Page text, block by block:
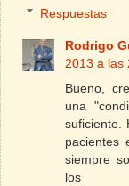
Respuestas
Rodrigo
2013 a las
Bueno,
una
suficiente.
pacientes
siempre
los